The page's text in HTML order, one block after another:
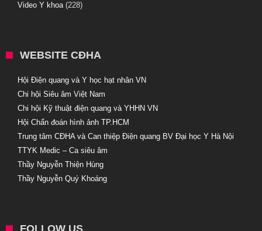
Video Y khoa(228)
WEBSITE CĐHA
Hội Điện quang và Y học hạt nhân VN
Chi hội Siêu âm Việt Nam
Chi hội Kỹ thuật điện quang và YHHN VN
Hội Chẩn đoán hình ảnh TP.HCM
Trung tâm CĐHA và Can thiệp Điện quang BV Đại học Y Hà Nội
TTYK Medic – Ca siêu âm
Thầy Nguyễn Thiện Hùng
Thầy Nguyễn Quý Khoáng